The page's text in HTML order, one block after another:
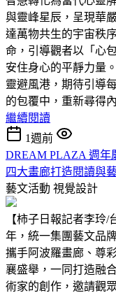
與靈峰星辰，呈現華
達萬物共生的宇宙秩
命，引導觀者以「心
安住身心的平靜力量
靈避風港，期待引導
的包覆中，重新尋得
繼續閱讀
1週前
DREAM PLAZA 週年
四大畫廊打造閱讀與
藝文活動 視覺設計
【柿子日報記者李玲
年，統一集團藝文品
攜手阿波羅畫廊、尊
襄盛舉，一同打造融
術家的創作，邀請觀